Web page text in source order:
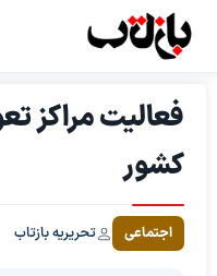
فعالیت مراکز
کشور
اجتماعی تحریریه بازتاب